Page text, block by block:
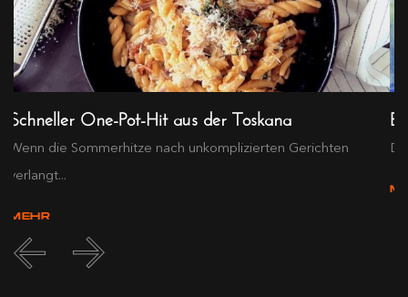
Schneller One-Pot-Hit aus der Toskana
Wenn die Sommerhitze nach unkomplizierten Gerichten
verlangt...
MEHR